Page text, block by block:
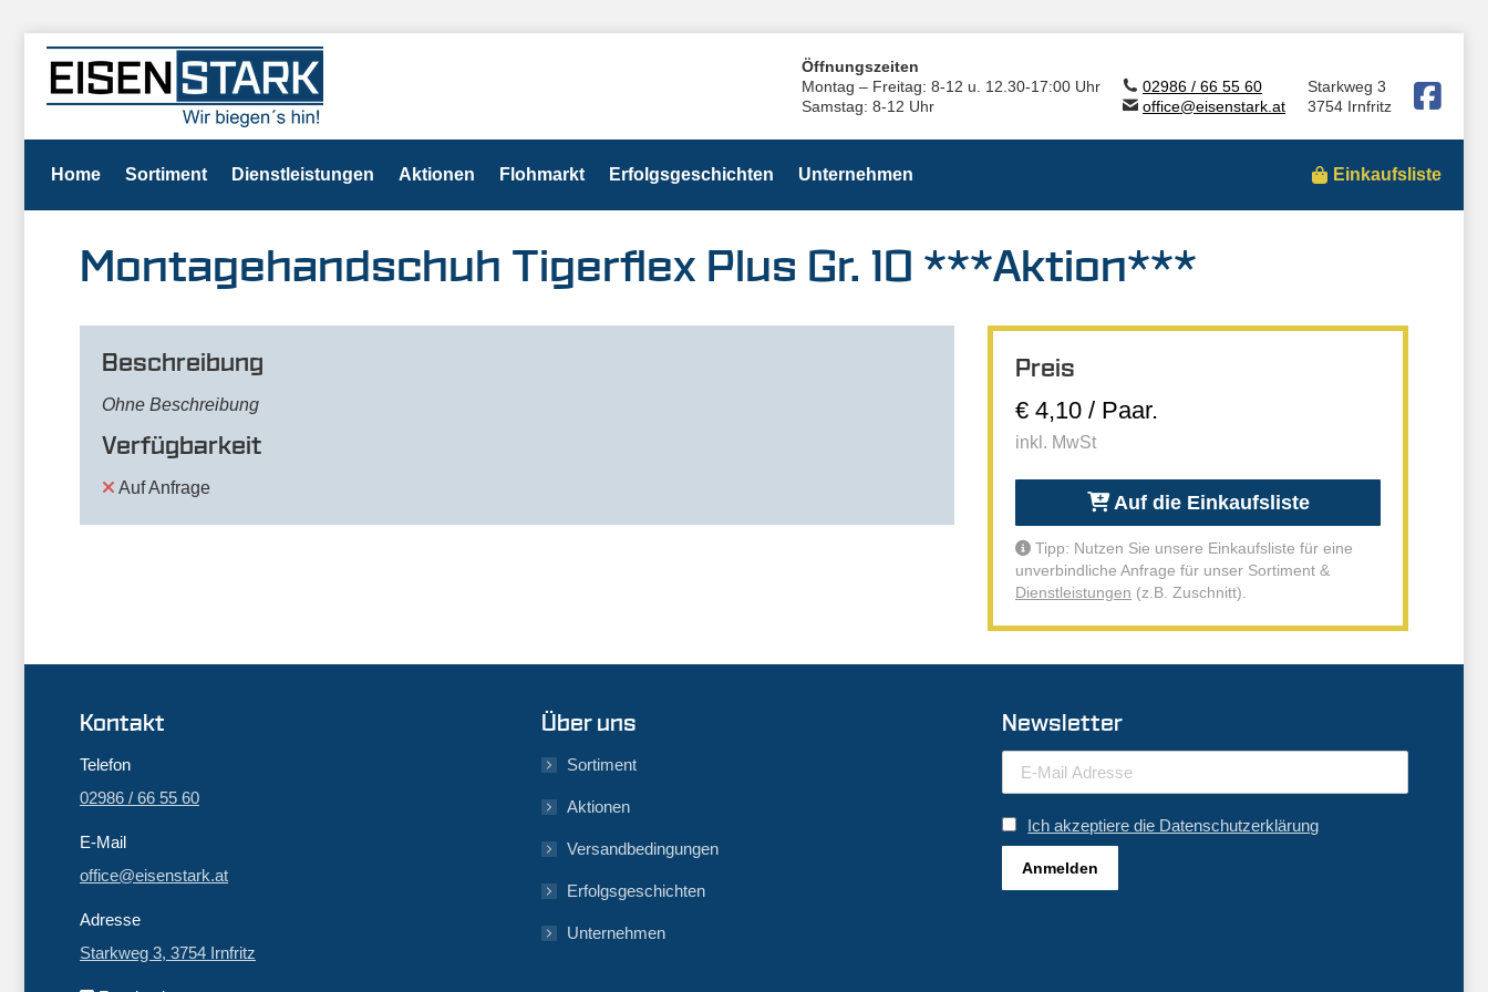
Öffnungszeiten
Montag – Freitag: 8-12 u. 12.30-17:00 Uhr
Samstag: 8-12 Uhr
02986 / 66 55 60
office@eisenstark.at
Starkweg 3
3754 Irnfritz
Home Sortiment Dienstleistungen Aktionen Flohmarkt Erfolgsgeschichten Unternehmen Einkaufsliste
Montagehandschuh Tigerflex Plus Gr. 10 ***Aktion***
Beschreibung
Ohne Beschreibung
Verfügbarkeit
Auf Anfrage
Preis
€ 4,10 / Paar.
inkl. MwSt
Auf die Einkaufsliste
Tipp: Nutzen Sie unsere Einkaufsliste für eine
unverbindliche Anfrage für unser Sortiment &
Dienstleistungen (z.B. Zuschnitt).
Kontakt
Telefon
02986 / 66 55 60
E-Mail
office@eisenstark.at
Adresse
Starkweg 3, 3754 Irnfritz
Über uns
Sortiment
Aktionen
Versandbedingungen
Erfolgsgeschichten
Unternehmen
Newsletter
Ich akzeptiere die Datenschutzerklärung